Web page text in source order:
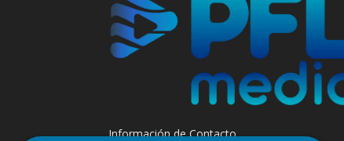
Información de Contacto